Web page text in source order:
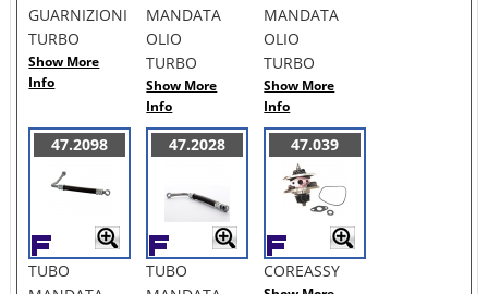
GUARNIZIONI
TURBO
Show More
Info
MANDATA
OLIO
TURBO
Show More
Info
MANDATA
OLIO
TURBO
Show More
Info
47.2098
TUBO
47.2028
TUBO
47.039
COREASSY